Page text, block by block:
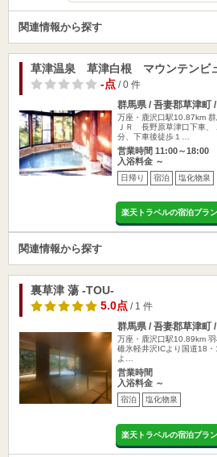
関連情報から探す
草津温泉 草津白根 マウンテンビ
-点/ 0 件
群馬県 / 吾妻郡草津町
万座・鹿沢口駅10.87km
ＪＲ 長野原草津口下車、
分、下車後徒歩１…
営業時間 11:00～18:00
入浴料金 ～
日帰り 宿泊 塩化物泉
楽天トラベルの宿泊プラ
関連情報から探す
裏草津 蕩 -TOU-
5.0点/ 1 件
群馬県 / 吾妻郡草津町
万座・鹿沢口駅10.89km
碓氷軽井沢ICより国道18
よ…
営業時間
入浴料金 ～
宿泊 塩化物泉
楽天トラベルの宿泊プラ